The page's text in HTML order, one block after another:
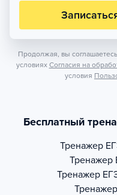
Продолжая, вы
условиях Согласия на
условия
Бесплатный
Тренажер
Тренажер
Тренажер
Тренажер